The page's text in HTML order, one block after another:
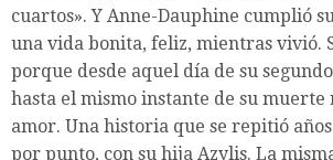
cuartos». Y Anne-Dauphine cumplió
una vida bonita, feliz, mientras vivió.
porque desde aquel día de su
hasta el mismo instante de su muerte
amor. Una historia que se repitió
por punto, con su hija Azylis. La